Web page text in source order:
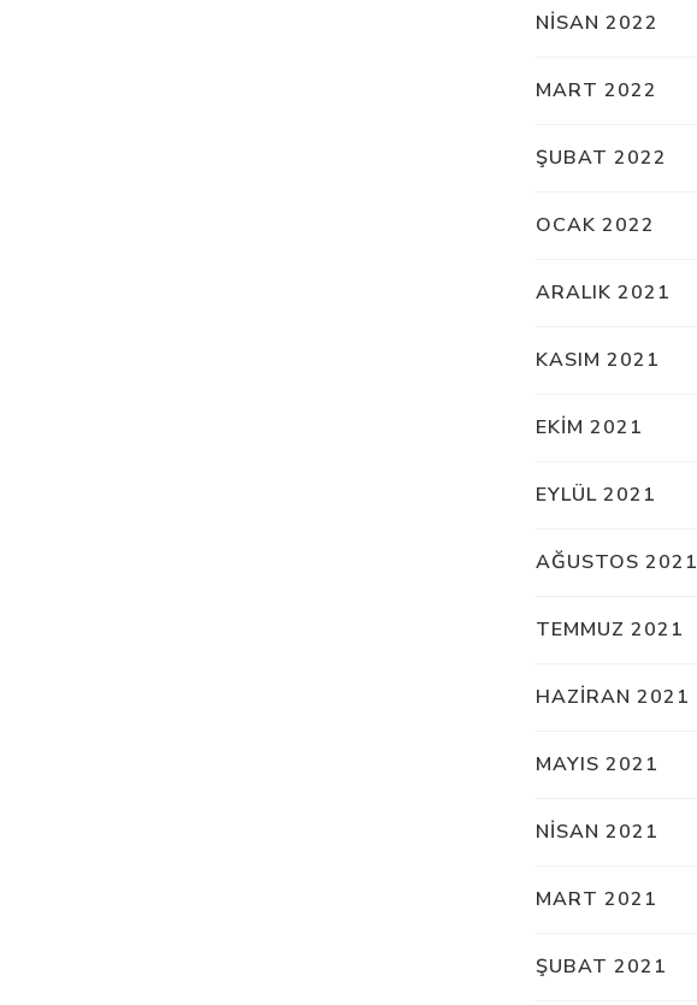
NISAN 2022
MART 2022
ŞUBAT 2022
OCAK 2022
ARALIK 2021
KASIM 2021
EKIM 2021
EYLÜL 2021
AĞUSTOS 2021
TEMMUZ 2021
HAZIRAN 2021
MAYIS 2021
NISAN 2021
MART 2021
ŞUBAT 2021